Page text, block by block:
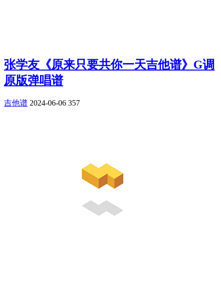
张学友《原来只要共你一天吉他谱》G调
原版弹唱谱
吉他谱 2024-06-06 357